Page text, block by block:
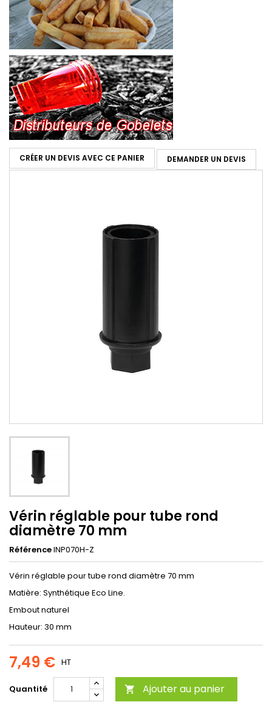
CRÉER UN DEVIS AVEC CE PANIER DEMANDER UN DEVIS
Vérin réglable pour tube rond
diamètre 70 mm
RéférenceINP070H-Z
Vérin réglable pour tube rond diamètre 70 mm
Matière: Synthétique Eco Line.
Embout naturel
Hauteur: 30 mm
7,49 € HT
Quantité  Ajouter au panier